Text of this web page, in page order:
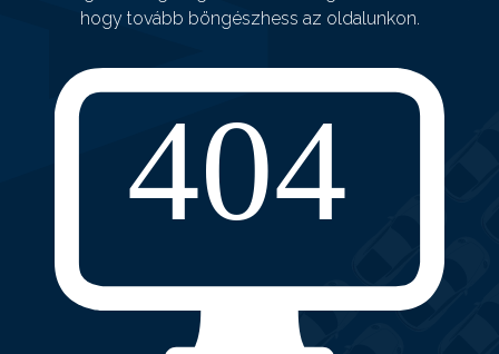
hogy tovább böngészhess az oldalunkon.